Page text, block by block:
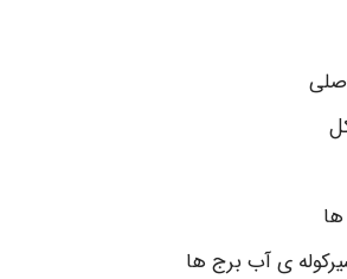
ی آب برج ها